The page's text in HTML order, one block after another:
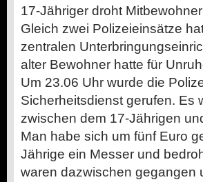
17-Jähriger droht
Gleich zwei Polizeieinsätze
zentralen
alter Bewohner hatte für
Um 23.06 Uhr wurde die
Sicherheitsdienst gerufen. Es
zwischen dem 17-Jährigen
Man habe sich um fünf Euro
Jährige ein Messer und
waren dazwischen gegangen